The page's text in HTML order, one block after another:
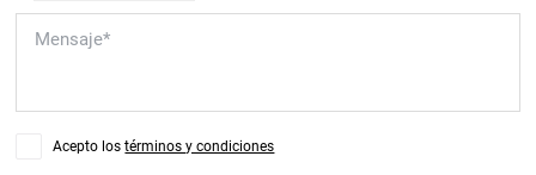
Acepto lostérminos y condiciones